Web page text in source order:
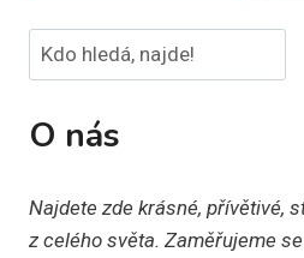
Hledat
O nás
Najdete zde krásné, přívětivé,
z celého světa. Zaměřujeme